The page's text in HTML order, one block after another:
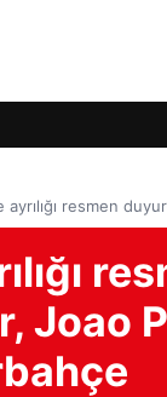
ayrılığı resmen
Joao